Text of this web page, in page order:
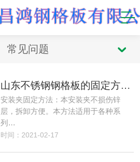
常见问题
山东不锈钢钢格板的固定方法，山东不锈钢钢格板，济南不锈钢钢格板，山东昌鸿钢格板有限公司
安装夹固定方法：本安装夹不损伤锌
层，拆卸方便。本方法适用于各种系
列…
时间：2021-02-17